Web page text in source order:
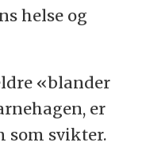
helse og
«blander
er
som svikter.